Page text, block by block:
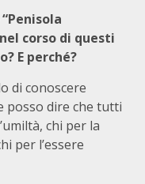
corso di questi
E perché?
di conoscere
posso dire che tutti
chi per la
per l’essere